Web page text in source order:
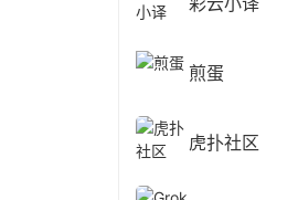
煎蛋
虎扑社区